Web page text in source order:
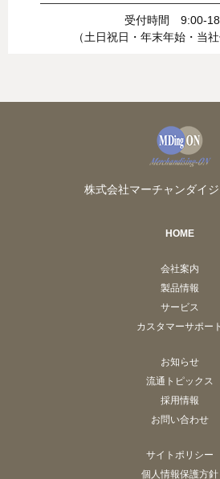
受付時間 9:00-
（土日祝日・年末年始・当
株式会社マーチャンダイ
HOME
会社案内
製品情報
サービス
カスタマーサポート
お知らせ
流通トピックス
採用情報
お問い合わせ
サイトポリシー
個人情報保護方針